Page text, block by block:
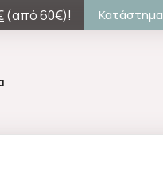
(από 60€)! Κατάστημα